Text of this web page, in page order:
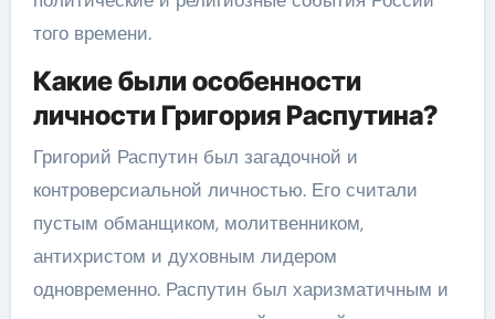
того времени.
Какие были особенности
личности Григория Распутина?
Григорий Распутин был загадочной и
контроверсиальной личностью. Его считали
пустым обманщиком, молитвенником,
антихристом и духовным лидером
одновременно. Распутин был харизматичным и